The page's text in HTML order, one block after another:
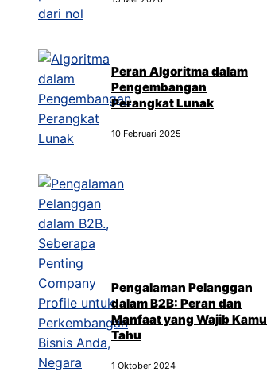
Peran Algoritma dalam
Pengembangan
Perangkat Lunak
10 Februari 2025
Pengalaman Pelanggan
dalam B2B: Peran dan
Manfaat yang Wajib Kamu
Tahu
1 Oktober 2024